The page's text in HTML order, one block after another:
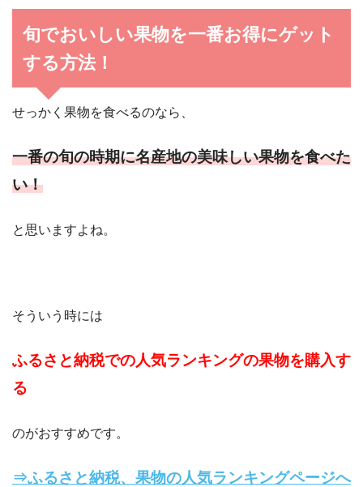
旬でおいしい果物を一番お得にゲット
する方法！
せっかく果物を食べるのなら、
一番の旬の時期に名産地の美味しい果物を食べた
い！
と思いますよね。
そういう時には
ふるさと納税での人気ランキングの果物を購入す
る
のがおすすめです。
⇒ふるさと納税、果物の人気ランキングページへ